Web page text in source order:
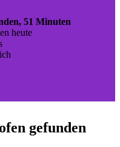
51 Minuten
heute
gefunden